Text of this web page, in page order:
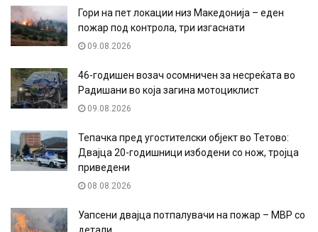
Гори на пет локации низ Македонија – еден
пожар под контрола, три изгаснати
09.08.2026
46-годишен возач осомничен за несреќата во
Радишани во која загина мотоциклист
09.08.2026
Тепачка пред угостителски објект во Тетово:
Двајца 20-годишници избодени со нож, тројца
приведени
08.08.2026
Уапсени двајца потпалувачи на пожар – МВР со